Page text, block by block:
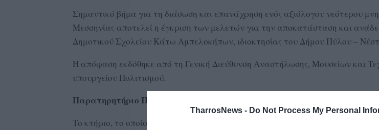
TharrosNews - Do Not Process My Personal
Σημαντικό βήμα για τη διάσωση και επανάχρηση ενός αξιόλογου νεότερου
Μεσσηνίας αποτελεί η έγκριση των μελετών για την αποκατάσταση και
Δημοτικού Σχολείου Κάτω Αμπελοκήπων, ιδιοκτησίας του Δήμου Πύλου –
Η απόφαση εκδόθηκε από τη Γενική Διεύθυνση Αναστήλωσης, Μουσείων και
υπουργείου Πολιτισμού.
Παρατηρητήριο Πολιτιστικής Κληρονομιάς
Το κτήριο, το οποίο έχει χαρακτηριστεί μνημείο με υπουργική απόφαση ήδη